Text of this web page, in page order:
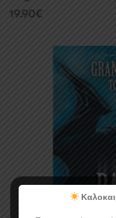
19.90€